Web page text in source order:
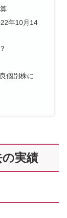
年10月14
個別株に
実績